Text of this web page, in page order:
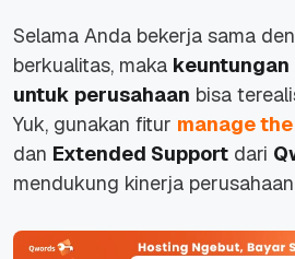
Selama Anda bekerja sama
berkualitas, maka keuntungan
untuk perusahaan bisa
Yuk, gunakan fitur manage
dan Extended Support dari
mendukung kinerja